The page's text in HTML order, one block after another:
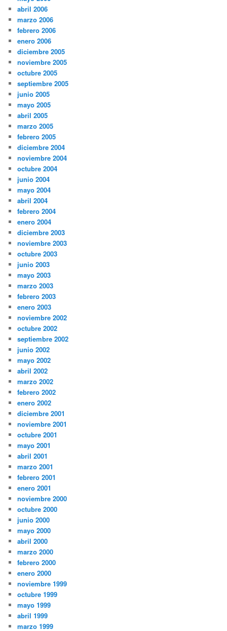
abril 2006
marzo 2006
febrero 2006
enero 2006
diciembre 2005
noviembre 2005
octubre 2005
septiembre 2005
junio 2005
mayo 2005
abril 2005
marzo 2005
febrero 2005
diciembre 2004
noviembre 2004
octubre 2004
junio 2004
mayo 2004
abril 2004
febrero 2004
enero 2004
diciembre 2003
noviembre 2003
octubre 2003
junio 2003
mayo 2003
marzo 2003
febrero 2003
enero 2003
noviembre 2002
octubre 2002
septiembre 2002
junio 2002
mayo 2002
abril 2002
marzo 2002
febrero 2002
enero 2002
diciembre 2001
noviembre 2001
octubre 2001
mayo 2001
abril 2001
marzo 2001
febrero 2001
enero 2001
noviembre 2000
octubre 2000
junio 2000
mayo 2000
abril 2000
marzo 2000
febrero 2000
enero 2000
noviembre 1999
octubre 1999
mayo 1999
abril 1999
marzo 1999